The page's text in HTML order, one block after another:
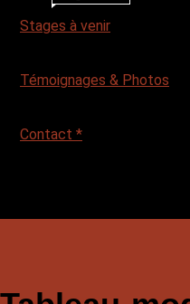
Stages à venir
Témoignages & Photos
Contact *